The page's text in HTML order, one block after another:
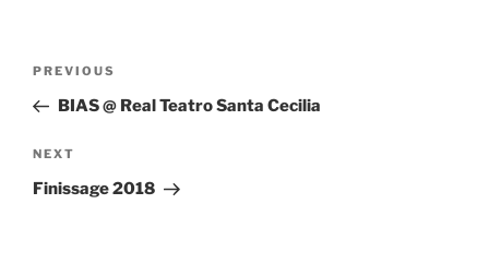
Previous
Post
PREVIOUS
BIAS @ Real Teatro Santa Cecilia
Next
Post
NEXT
Finissage 2018